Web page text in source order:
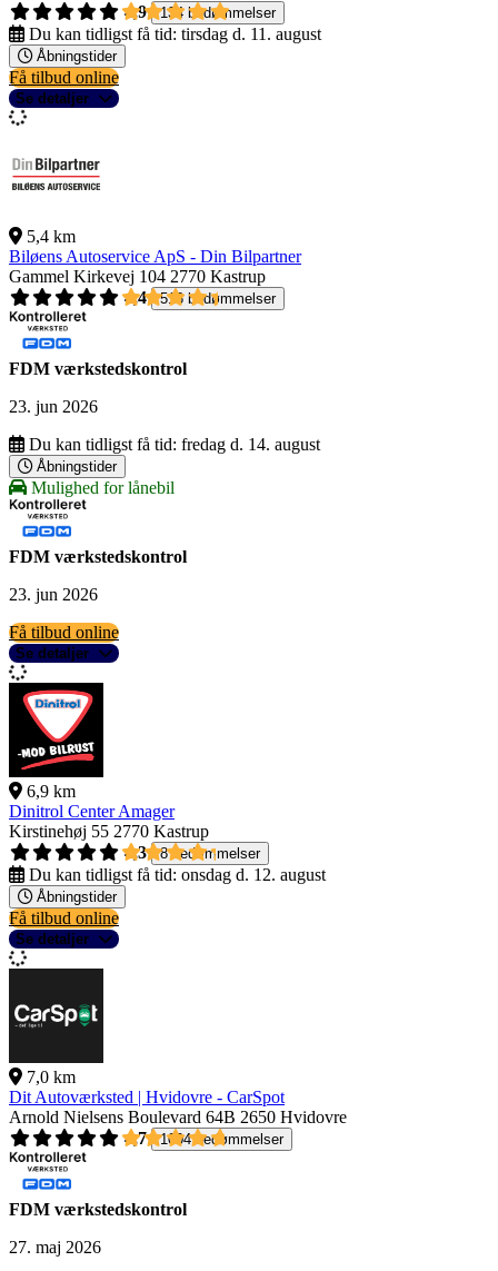
4,9
134 bedømmelser
Du kan tidligst få tid: tirsdag d. 11. august
Åbningstider
Få tilbud online
Se detaljer
5,4 km
Biløens Autoservice ApS - Din Bilpartner
Gammel Kirkevej 104 2770 Kastrup
4,4
516 bedømmelser
FDM værkstedskontrol
23. jun 2026
Du kan tidligst få tid: fredag d. 14. august
Åbningstider
Mulighed for lånebil
FDM værkstedskontrol
23. jun 2026
Få tilbud online
Se detaljer
6,9 km
Dinitrol Center Amager
Kirstinehøj 55 2770 Kastrup
4,3
8 bedømmelser
Du kan tidligst få tid: onsdag d. 12. august
Åbningstider
Få tilbud online
Se detaljer
7,0 km
Dit Autoværksted | Hvidovre - CarSpot
Arnold Nielsens Boulevard 64B 2650 Hvidovre
4,7
1004 bedømmelser
FDM værkstedskontrol
27. maj 2026